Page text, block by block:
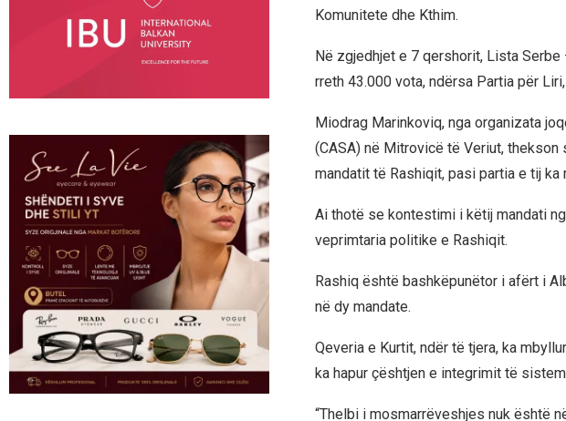
Komunitete dhe Kthim.
Në zgjedhjet e 7 qershorit, Lista
rreth 43.000 vota, ndërsa Partia për
Miodrag Marinkoviq, nga organizata
(CASA) në Mitrovicë të Veriut, thekson
mandatit të Rashiqit, pasi partia e tij
Ai thotë se kontestimi i këtij mandati
veprimtaria politike e Rashiqit.
Rashiq është bashkëpunëtor i afërt i
në dy mandate.
Qeveria e Kurtit, ndër të tjera, ka
ka hapur çështjen e integrimit të
“Thelbi i mosmarrëveshjes nuk është